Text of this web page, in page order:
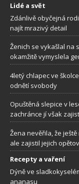
Lidé a svět
Zdánlivě obyčejná
najít mrazivý detail
Ženich se vykašlal na
okamžitě vymyslela
4letý chlapec ve
odnětí svobody
Opuštěná slepice v
zachránce jí však
Žena nevěřila, že
ale zajistil jejich
Recepty a vaření
Dýně ve
ananasu